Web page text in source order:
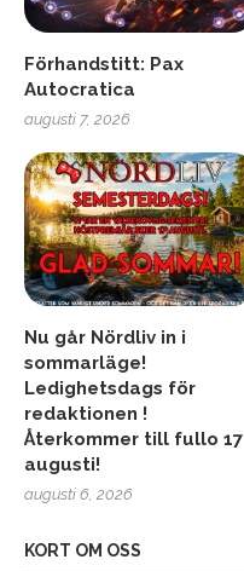
Förhandstitt: Pax
Autocratica
augusti 7, 2026
Nu går Nördliv in i
sommarläge!
Ledighetsdags för
redaktionen !
Återkommer till fullo 17
augusti!
augusti 6, 2026
KORT OM OSS